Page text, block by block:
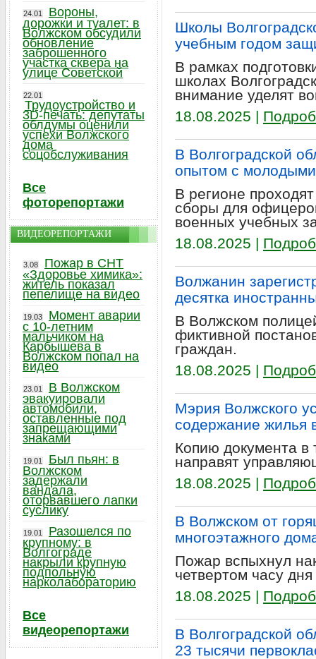
Школы
учебным годом
В рамках
школах
внимание уделят
18.08.2025 |
В Волгоградской
опытом с
В регионе
сборы для
военных учебных
18.08.2025 |
Волжанин
десятка
В Волжском
фиктивной
граждан.
18.08.2025 |
Мэрия Волжского
содержание жилья
Копию документа в
направят
18.08.2025 |
В Волжском от
многоэтажного
Пожар вспыхнул
четвертом часу
18.08.2025 |
В Волгоградской
23 тысячи
24.01
Вороны,
дорожки и туалет: в
Волжском обсудили
обновление
заброшенного
участка сквера на
улице Советской
22.01
Трудоустройство и
3D-печать: депутаты
облдумы оценили
успехи Волжского
дома
соцобслуживания
Все
фоторепортажи
ВИДЕОРЕПОРТАЖИ
3.08
Пожар в СНТ
«Здоровье химика»:
житель показал
пепелище на видео
19.03
Момент аварии
с 10-летним
мальчиком на
Карбышева в
Волжском попал на
видео
23.01
В Волжском
эвакуировали
автомобили,
оставленные под
запрещающими
знаками
19.01
Был пьян: в
Волжском
задержали
вандала,
оторвавшего лапки
суслику
19.01
Разошелся по
крупному: в
Волгограде
накрыли крупную
подпольную
нарколабораторию
Все
видеорепортажи